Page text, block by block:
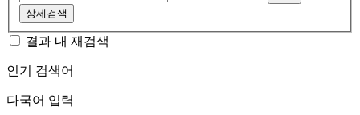
상세검색
결과 내 재검색
인기 검색어
다국어 입력